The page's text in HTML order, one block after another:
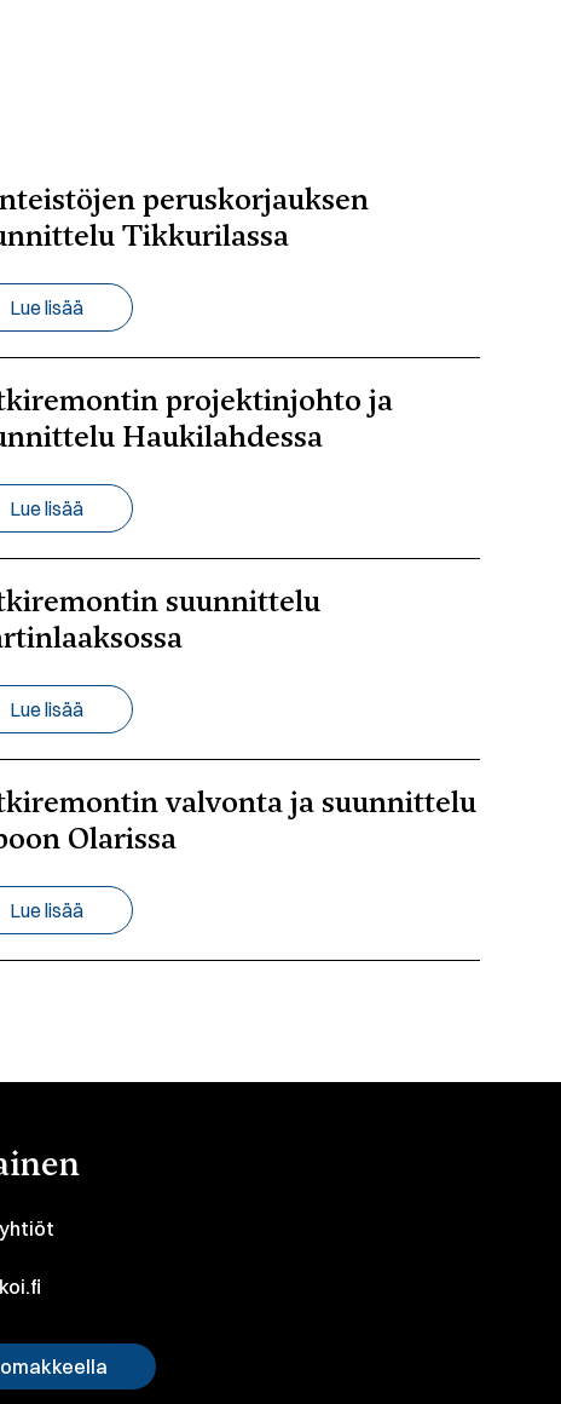
peruskorjauksen
Tikkurilassa
Lue lisää
projektinjohto ja
Haukilahdessa
Lue lisää
suunnittelu
Lue lisää
valvonta ja suunnittelu
Olarissa
Lue lisää